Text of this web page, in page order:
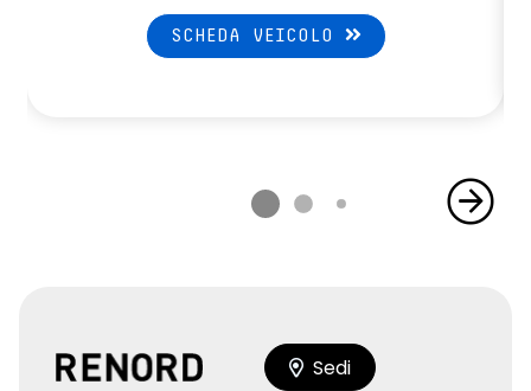
SCHEDA VEICOLO
Sedi